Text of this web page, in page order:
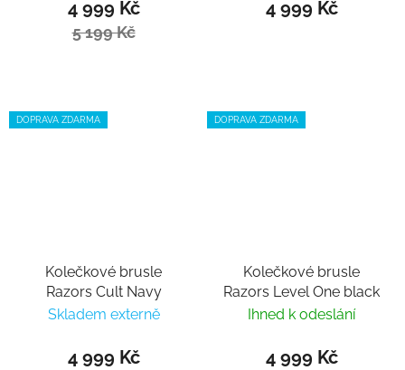
4 999 Kč
5 199 Kč
4 999 Kč
DOPRAVA ZDARMA
Kolečkové brusle
Razors Cult Navy
Skladem externě
4 999 Kč
DOPRAVA ZDARMA
Kolečkové brusle
Razors Level One black
Ihned k odeslání
4 999 Kč